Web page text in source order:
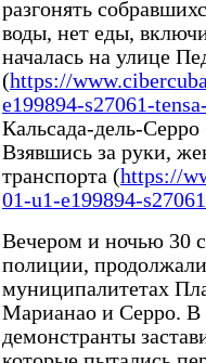
разгонять
воды, нет еды,
началась на улице
(https://
e199894-s27061-
Кальсада-дель-
Взявшись за руки,
транспорта (https://
01-u1-e199894-
Вечером и ночью 30
полиции,
муниципалитетах
Марианао и Серро. В
демонстранты